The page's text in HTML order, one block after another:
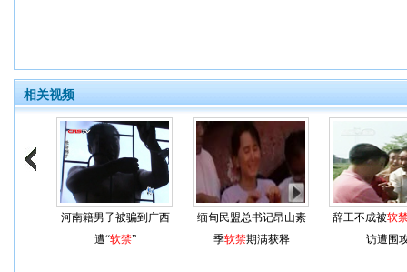
相关视频
河南籍男子被骗到广西
遭“软禁”
缅甸民盟总书记昂山素
季软禁期满获释
辞工不成被软
访遭围